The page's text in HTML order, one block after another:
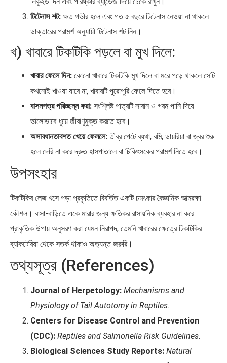
টিটেনাস শট:ক্ষত গভীর হলে এবং গত ৫ বছরে টিটেনাস নেওয়া না থাকলে
ডাক্তারের পরামর্শ অনুযায়ী টিটেনাস শট নিন।
খ) খাবারে টিকটিকি পড়লে বা মুখ দিলে:
খাবার ফেলে দিন: কোনো খাবারে টিকটিকি মুখ দিলে বা মরে পড়ে থাকলে সেটি
কখনোই খাওয়া যাবে না, খাবারটি পুরোপুরি ফেলে দিতে হবে।
বাসনপত্র পরিচ্ছন্ন করা: সংশ্লিষ্ট পাত্রটি সাবান ও গরম পানি দিয়ে
ভালোভাবে ধুয়ে জীবাণুমুক্ত করতে হবে।
অসাবধানতাবশত খেয়ে ফেললে:তীব্র পেটে ব্যথা, বমি, ডায়রিয়া বা জ্বর শুরু
হলে দেরি না করে দ্রুত হাসপাতালে বা চিকিৎসকের পরামর্শ নিতে হবে।
উপসংহার
টিকটিকির লেজ খসে পড়া প্রকৃতিতে বিবর্তিত একটি চমৎকার বৈজ্ঞানিক আত্মরক্ষা
কৌশল। বাসা-বাড়িতে একে মারার জন্য ক্ষতিকর রাসায়নিক ব্যবহার না করে
প্রাকৃতিক উপায় অনুসরণ করা যেমন নিরাপদ, তেমনি খাবারের ক্ষেত্রে টিকটিকির
ব্যাকটেরিয়া থেকে সতর্ক থাকাও অত্যন্ত জরুরি।
তথ্যসূত্র (References)
Journal of Herpetology: Mechanisms and
Physiology of Tail Autotomy in Reptiles.
Centers for Disease Control and Prevention
(CDC): Reptiles and Salmonella Risk Guidelines.
Biological Sciences Study Reports: Natural